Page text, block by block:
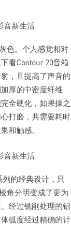
色。个人感觉相对
看Contour 20音箱
，且提高了声音的
厚的中密度纤维
全硬化，如果操之
打磨，共需要耗时
和触感。
的经典设计，只
角分明变成了更为
经过铣削处理的铝
弧度经过精确的计